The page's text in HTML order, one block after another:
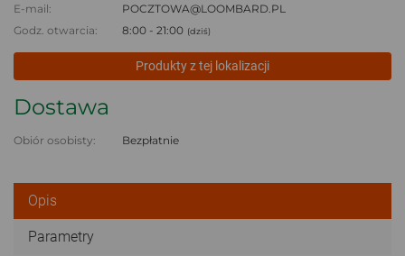
E-mail:
POCZTOWA@LOOMBARD.PL
Godz. otwarcia:
8:00 - 21:00 (dziś)
Produkty z tej lokalizacji
Dostawa
Obiór osobisty: Bezpłatnie
Opis
Parametry